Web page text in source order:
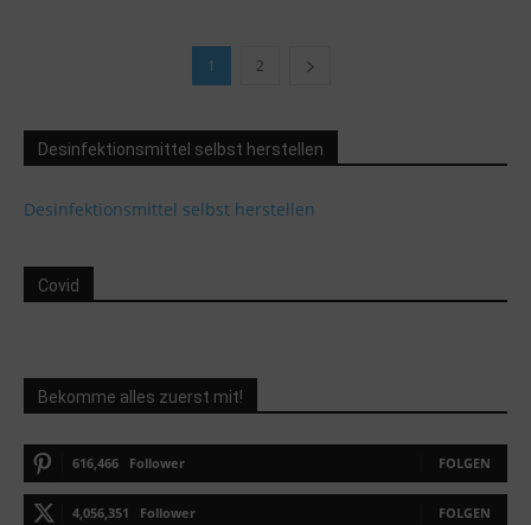
1 2
Desinfektionsmittel selbst herstellen
Desinfektionsmittel selbst herstellen
Covid
Bekomme alles zuerst mit!
616,466 Follower FOLGEN
4,056,351 Follower FOLGEN